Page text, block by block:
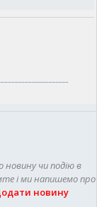
новину чи подію в
і ми напишемо про
новину